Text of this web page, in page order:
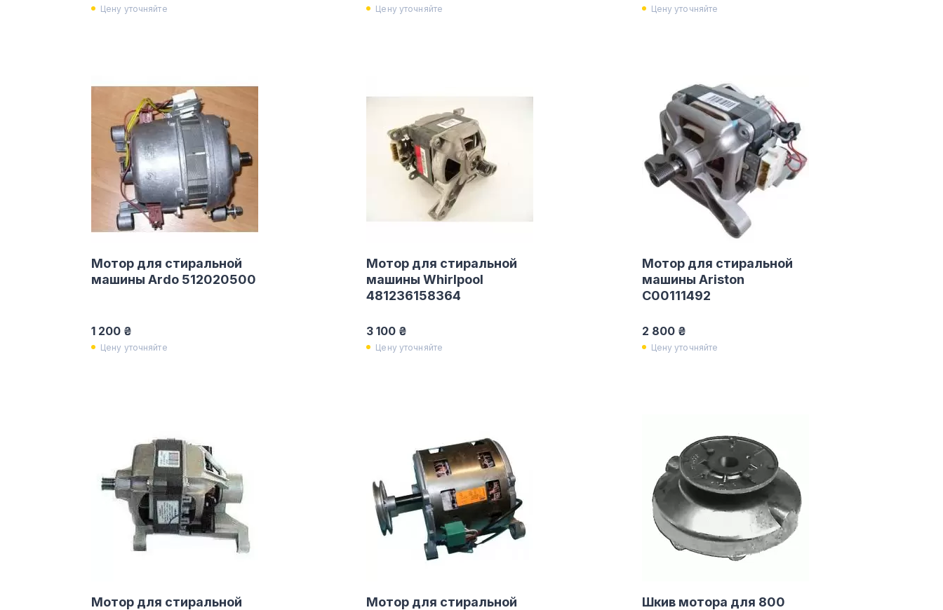
Цену уточняйте Цену уточняйте Цену уточняйте
Мотор для стиральной
машины Ardo 512020500
1 200 ₴
Цену уточняйте
Мотор для стиральной
машины Whirlpool
481236158364
3 100 ₴
Цену уточняйте
Мотор для стиральной
машины Ariston
C00111492
2 800 ₴
Цену уточняйте
Мотор для стиральной
Мотор для стиральной
Шкив мотора для 800